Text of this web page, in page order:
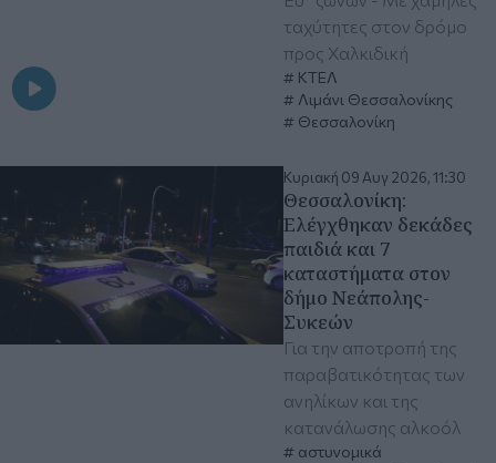
ταχύτητες στον δρόμο
προς Χαλκιδική
ΚΤΕΛ
Λιμάνι Θεσσαλονίκης
Θεσσαλονίκη
Κυριακή 09 Αυγ 2026, 11:30
Θεσσαλονίκη:
Ελέγχθηκαν δεκάδες
παιδιά και 7
καταστήματα στον
δήμο Νεάπολης-
Συκεών
Για την αποτροπή της
παραβατικότητας των
ανηλίκων και της
κατανάλωσης αλκοόλ
αστυνομικά